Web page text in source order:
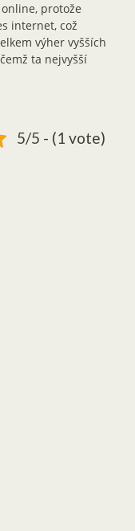
protože
internet, což
výher vyšších
ta nejvyšší
5/5 - (1 vote)